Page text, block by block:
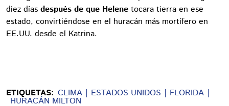
diez días después de que Helene tocara tierra en ese
estado, convirtiéndose en el huracán más mortífero en
EE.UU. desde el Katrina.
ETIQUETAS: CLIMA ESTADOS UNIDOS FLORIDA
HURACÁN MILTON